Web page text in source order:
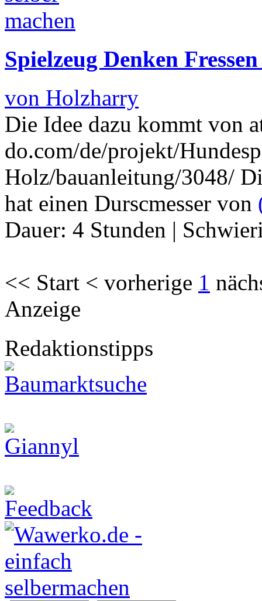
Spielzeug Denken
von Holzharry
Die Idee dazu kommt von
do.com/de/projekt/
Holz/bauanleitung/3048/
hat einen Durscmesser von
Dauer: 4 Stunden |
<< Start < vorherige 1
Anzeige
Redaktionstipps